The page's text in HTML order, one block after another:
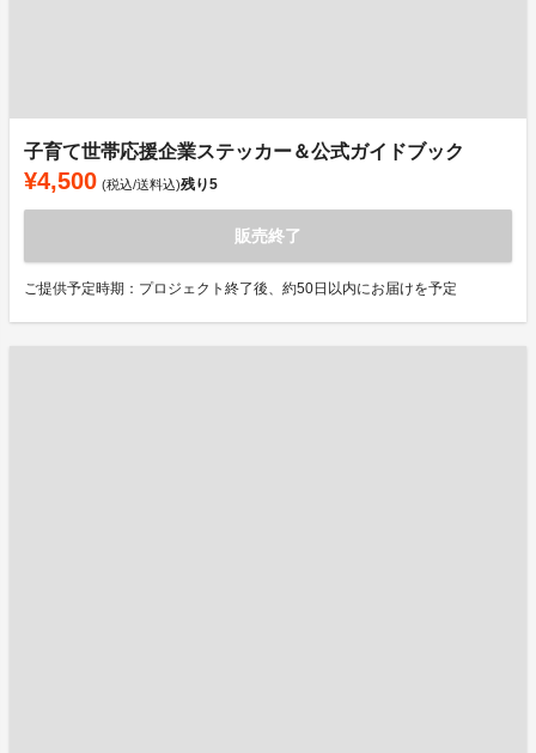
子育て世帯応援企業ステッカー＆公式ガイドブック
¥4,500 (税込/送料込)残り5
販売終了
ご提供予定時期：プロジェクト終了後、約50日以内にお届けを予定